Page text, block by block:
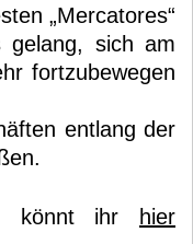
„Mercatores“
gelang, sich am
fortzubewegen
entlang der
könnt ihr
hier